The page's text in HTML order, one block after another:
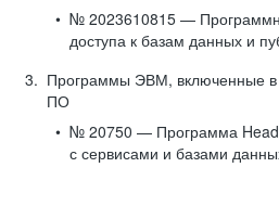
№ 2023610815 —
доступа к базам данных и
Программы ЭВМ, включенные в
ПО
№ 20750 — Программа
с сервисами и базами